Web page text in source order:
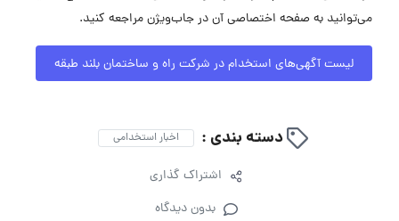
می‌توانید به صفحه اختصاصی آن در جاب‌ویژن مراجعه کنید.
لیست آگهی‌های استخدام در شرکت راه و ساختمان بلند طبقه
دسته بندی : اخبار استخدامی
اشتراک گذاری
بدون دیدگاه